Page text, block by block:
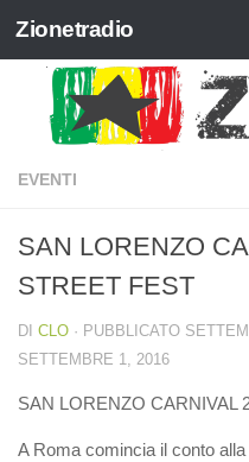
Salta al contenuto
Zionetradio
EVENTI
SAN LORENZO
STREET FEST
DI CLO · PUBBLICATO
SETTEMBRE 1, 2016
SAN LORENZO CARNIVAL
A Roma comincia il conto